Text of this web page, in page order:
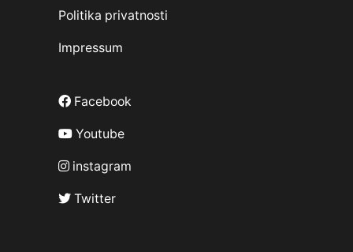
Politika privatnosti
Impressum
Facebook
Youtube
instagram
Twitter